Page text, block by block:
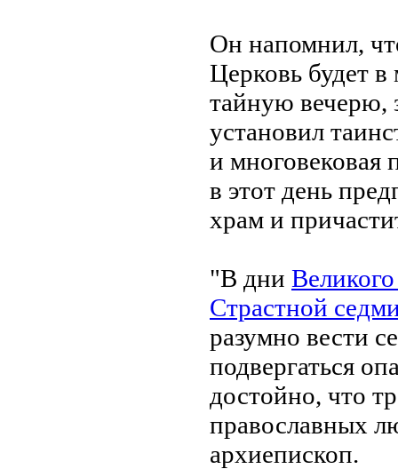
Он напомнил,
Церковь будет
тайную вечерю,
установил
и многовековая
в этот день
храм и
"В дни
Страстной
разумно вести
подвергаться
достойно, что
православных
архиепископ.